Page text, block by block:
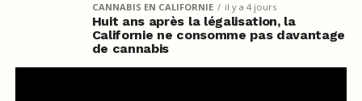
CANNABIS EN CALIFORNIE il y a 4 jours
Huit ans après la légalisation, la
Californie ne consomme pas davantage
de cannabis